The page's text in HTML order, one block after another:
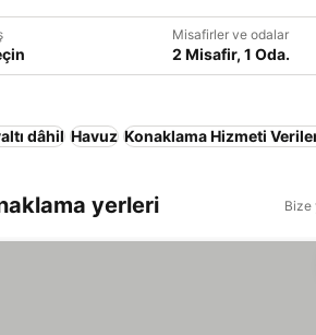
Misafirler ve odalar
2 Misafir, 1 Oda.
dâhil Havuz Konaklama Hizmeti
yerleri Bize